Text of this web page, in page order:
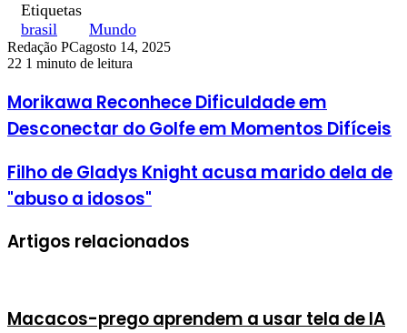
Etiquetas
brasil
Mundo
Redação PCagosto 14, 2025
22 1 minuto de leitura
Morikawa Reconhece Dificuldade em
Desconectar do Golfe em Momentos Difíceis
Filho de Gladys Knight acusa marido dela de
"abuso a idosos"
Artigos relacionados
Macacos-prego aprendem a usar tela de IA